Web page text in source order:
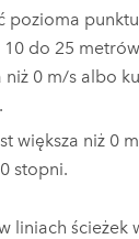
pozioma
10 do 25
niż 0 m/s albo
większa niż 0
stopni.
liniach ścieżek